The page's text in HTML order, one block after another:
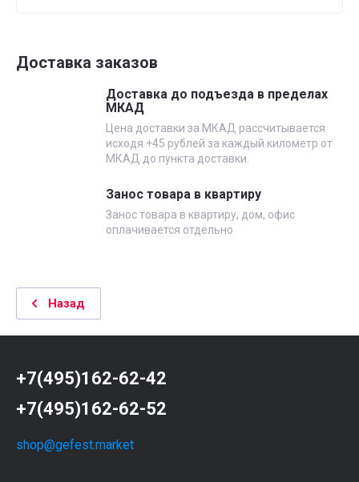
Доставка заказов
Доставка до подъезда в пределах
МКАД
Цена доставки за МКАД рассчитывается
исходя +45 рублей за каждый километр от
МКАД до пункта доставки.
Занос товара в квартиру
Занос товара в квартиру, дом, офис
оплачивается отдельно
Назад
+7(495)162-62-42
+7(495)162-62-52
shop@gefest.market